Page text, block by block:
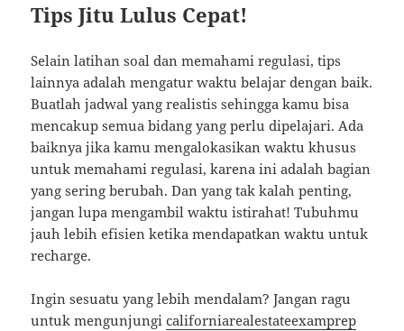
Tips Jitu Lulus Cepat!
Selain latihan soal dan memahami regulasi, tips
lainnya adalah mengatur waktu belajar dengan baik.
Buatlah jadwal yang realistis sehingga kamu bisa
mencakup semua bidang yang perlu dipelajari. Ada
baiknya jika kamu mengalokasikan waktu khusus
untuk memahami regulasi, karena ini adalah bagian
yang sering berubah. Dan yang tak kalah penting,
jangan lupa mengambil waktu istirahat! Tubuhmu
jauh lebih efisien ketika mendapatkan waktu untuk
recharge.
Ingin sesuatu yang lebih mendalam? Jangan ragu
untuk mengunjungicaliforniarealestateexamprep